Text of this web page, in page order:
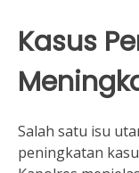
Kasus
Salah satu isu
peningkatan